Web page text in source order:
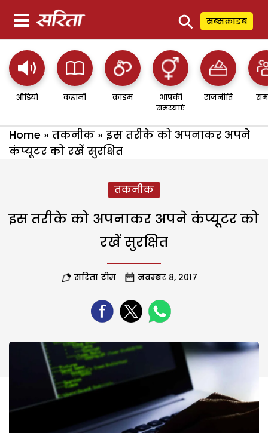
⚲ सब्सक्राइब
ऑडियो कहानी क्राइम
आपकी
समस्याएं
राजनीति
Home » तकनीक » इस तरीके को अपनाकर अपने
कंप्यूटर को रखें सुरक्षित
तकनीक
इस तरीके को अपनाकर अपने कंप्यूटर को
रखें सुरक्षित
सरिता टीम नवम्बर 8, 2017